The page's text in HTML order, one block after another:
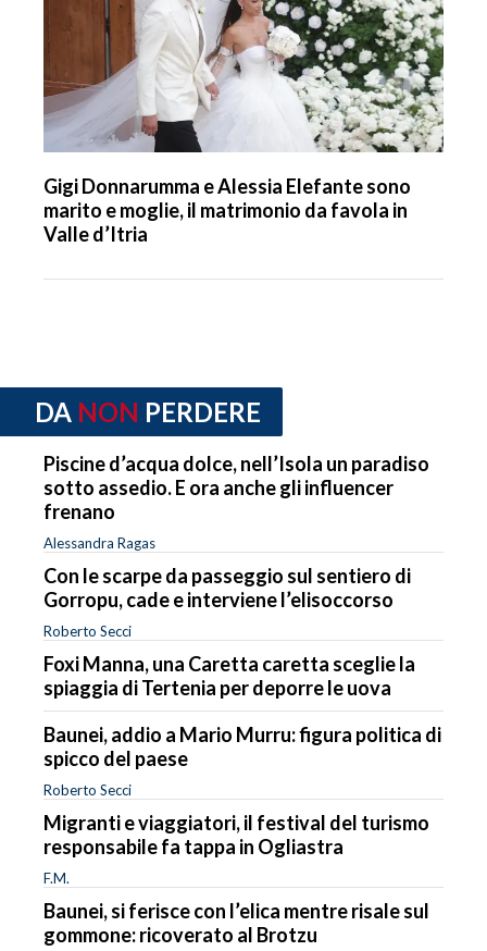
Gigi Donnarumma e Alessia Elefante sono
marito e moglie, il matrimonio da favola in
Valle d’Itria
DA NON PERDERE
Piscine d’acqua dolce, nell’Isola un paradiso
sotto assedio. E ora anche gli influencer
frenano
Alessandra Ragas
Con le scarpe da passeggio sul sentiero di
Gorropu, cade e interviene l’elisoccorso
Roberto Secci
Foxi Manna, una Caretta caretta sceglie la
spiaggia di Tertenia per deporre le uova
Baunei, addio a Mario Murru: figura politica di
spicco del paese
Roberto Secci
Migranti e viaggiatori, il festival del turismo
responsabile fa tappa in Ogliastra
F.M.
Baunei, si ferisce con l’elica mentre risale sul
gommone: ricoverato al Brotzu